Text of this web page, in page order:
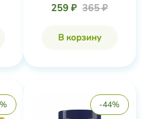
259 ₽ 365 ₽
В корзину
-44%